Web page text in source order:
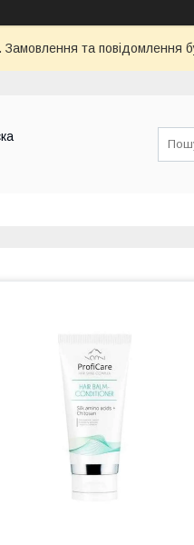
Замовлення та